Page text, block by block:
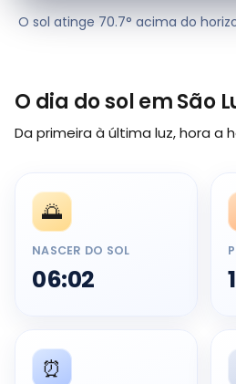
O sol atinge 70.7° acima do
O dia do sol em São
Da primeira à última luz, hora a
🌅
NASCER DO SOL
06:02
⏰